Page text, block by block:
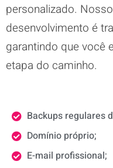
personalizado.
desenvolvimento é
garantindo que você
etapa do caminho.
Backups regulares
Domínio próprio;
E-mail profissional;